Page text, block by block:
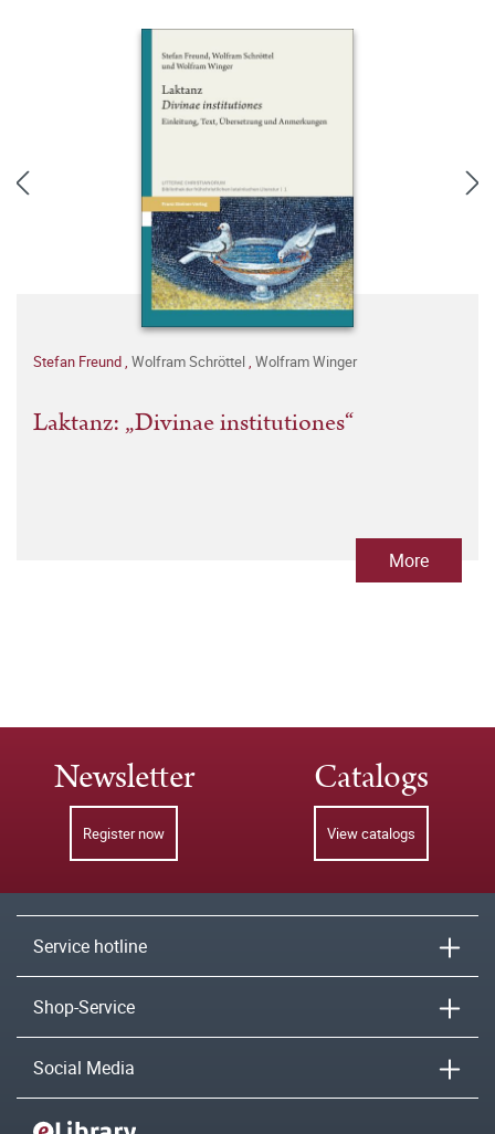
Stefan Freund, Wolfram Schröttel, Wolfram Winger
Laktanz: „Divinae institutiones“
More
Newsletter
Register now
Catalogs
View catalogs
Service hotline
Shop-Service
Social Media